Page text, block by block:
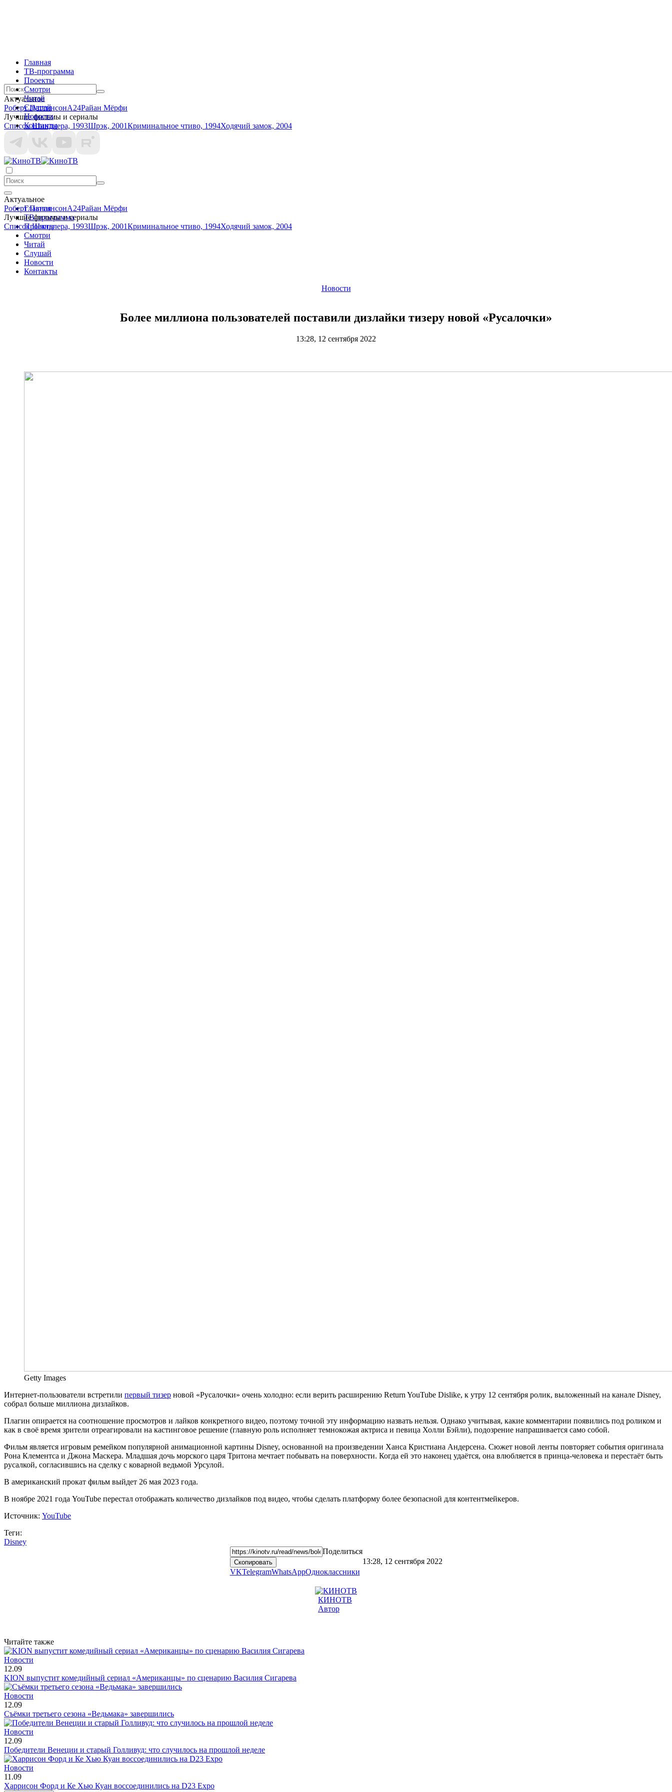
Главная
ТВ-программа
Проекты
Смотри
Читай
Слушай
Новости
Контакты
Актуальное
Роберт ПаттинсонA24Райан Мёрфи
Лучшие фильмы и сериалы
Список Шиндлера, 1993Шрэк, 2001Криминальное чтиво, 1994Ходячий замок, 2004
Актуальное
Роберт ПаттинсонA24Райан Мёрфи
Лучшие фильмы и сериалы
Список Шиндлера, 1993Шрэк, 2001Криминальное чтиво, 1994Ходячий замок, 2004
Главная
ТВ-программа
Проекты
Смотри
Читай
Слушай
Новости
Контакты
Новости
Более миллиона пользователей поставили дизлайки тизеру новой «Русалочки»
13:28, 12 сентября 2022
Getty Images
Интернет-пользователи встретили первый тизер новой «Русалочки» очень холодно: если верить расширению Return YouTube Dislike, к утру 12 сентября ролик, выложенный на канале Disney,
собрал больше миллиона дизлайков.
Плагин опирается на соотношение просмотров и лайков конкретного видео, поэтому точной эту информацию назвать нельзя. Однако учитывая, какие комментарии появились под роликом и
как в своё время зрители отреагировали на кастинговое решение (главную роль исполняет темнокожая актриса и певица Холли Бэйли), подозрение напрашивается само собой.
Фильм является игровым ремейком популярной анимационной картины Disney, основанной на произведении Ханса Кристиана Андерсена. Сюжет новой ленты повторяет события оригинала
Рона Клементса и Джона Маскера. Младшая дочь морского царя Тритона мечтает побывать на поверхности. Когда ей это наконец удаётся, она влюбляется в принца-человека и перестаёт быть
русалкой, согласившись на сделку с коварной ведьмой Урсулой.
В американский прокат фильм выйдет 26 мая 2023 года.
В ноябре 2021 года YouTube перестал отображать количество дизлайков под видео, чтобы сделать платформу более безопасной для контентмейкеров.
Источник: YouTube
Теги:
Disney
Поделиться
Скопировать
VKTelegramWhatsAppОдноклассники
13:28, 12 сентября 2022
КИНОТВ
Автор
Читайте также
Новости
12.09
KION выпустит комедийный сериал «Американцы» по сценарию Василия Сигарева
Новости
12.09
Съёмки третьего сезона «Ведьмака» завершились
Новости
12.09
Победители Венеции и старый Голливуд: что случилось на прошлой неделе
Новости
11.09
Харрисон Форд и Ке Хью Куан воссоединились на D23 Expo